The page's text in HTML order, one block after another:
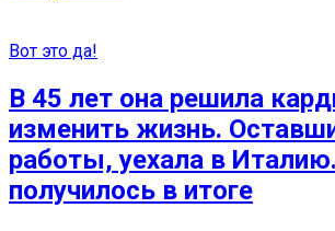
Вот это да!
В 45 лет она решила
изменить жизнь.
работы, уехала в
получилось в итоге